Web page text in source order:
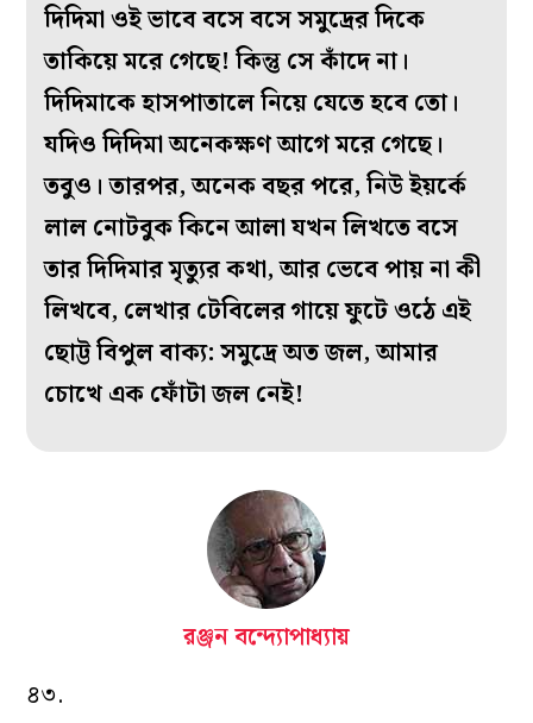
দিদিমা ওই ভাবে বসে বসে সমুদ্রের দিকে
তাকিয়ে মরে গেছে! কিন্তু সে কাঁদে না।
দিদিমাকে হাসপাতালে নিয়ে যেতে হবে তো।
যদিও দিদিমা অনেকক্ষণ আগে মরে গেছে।
তবুও। তারপর, অনেক বছর পরে, নিউ ইয়র্কে
লাল নোটবুক কিনে আলা যখন লিখতে বসে
তার দিদিমার মৃত্যুর কথা, আর ভেবে পায় না কী
লিখবে, লেখার টেবিলের গায়ে ফুটে ওঠে এই
ছোট্ট বিপুল বাক্য: সমুদ্রে অত জল, আমার
চোখে এক ফোঁটা জল নেই!
রঞ্জন বন্দ্যোপাধ্যায়
৪৩.